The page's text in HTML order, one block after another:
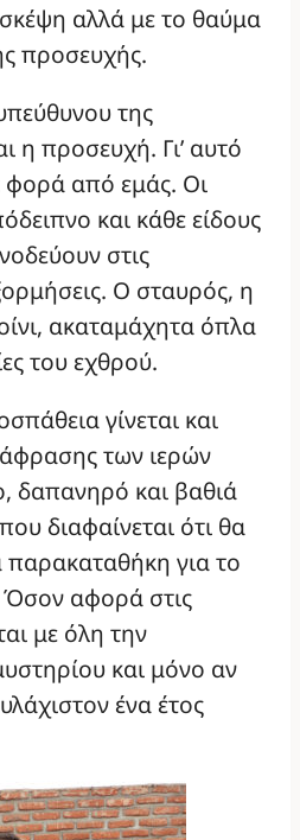
αλλά με το θαύμα
προσευχής.
της
η προσευχή. Γι’ αυτό
φορά από εμάς. Οι
και κάθε είδους
στις
Ο σταυρός, η
ακαταμάχητα όπλα
του εχθρού.
γίνεται και
των ιερών
δαπανηρό και βαθιά
διαφαίνεται ότι θα
παρακαταθήκη για το
αφορά στις
με όλη την
και μόνο αν
ένα έτος